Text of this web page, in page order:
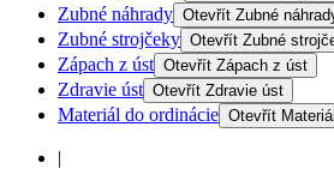
Zubné náhrady Otevřít Zubné
Zubné strojčeky Otevřít Zubné
Zápach z úst Otevřít Zápach z úst
Zdravie úst Otevřít Zdravie úst
Materiál do ordinácie Otevřít
|